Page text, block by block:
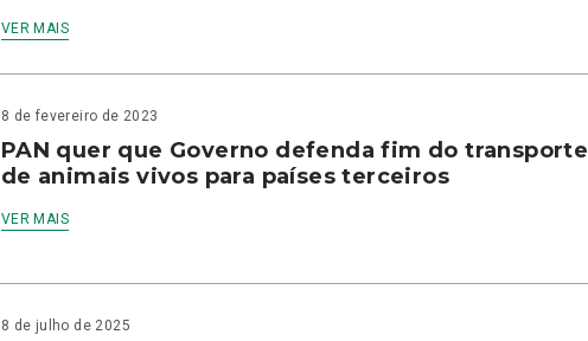
VER MAIS
8 de fevereiro de 2023
PAN quer que Governo defenda fim do transporte
de animais vivos para países terceiros
VER MAIS
8 de julho de 2025